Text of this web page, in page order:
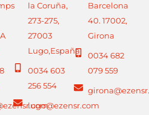
la Coruña,
273-275,
27003
Lugo,España
0034 603
256 554
lugo@ezensr.com
Barcelona
40. 17002,
Girona
0034 682
079 559